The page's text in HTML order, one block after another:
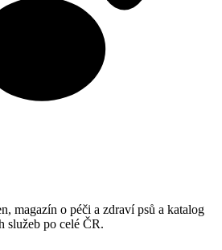
magazín o péči a zdraví psů a katalog
služeb po celé ČR.